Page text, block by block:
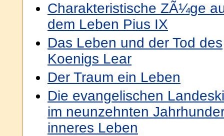
Charakteristische ZÃ¼ge
dem Leben Pius IX
Das Leben und der Tod des
Koenigs Lear
Der Traum ein Leben
Die evangelischen
im neunzehnten
inneres Leben